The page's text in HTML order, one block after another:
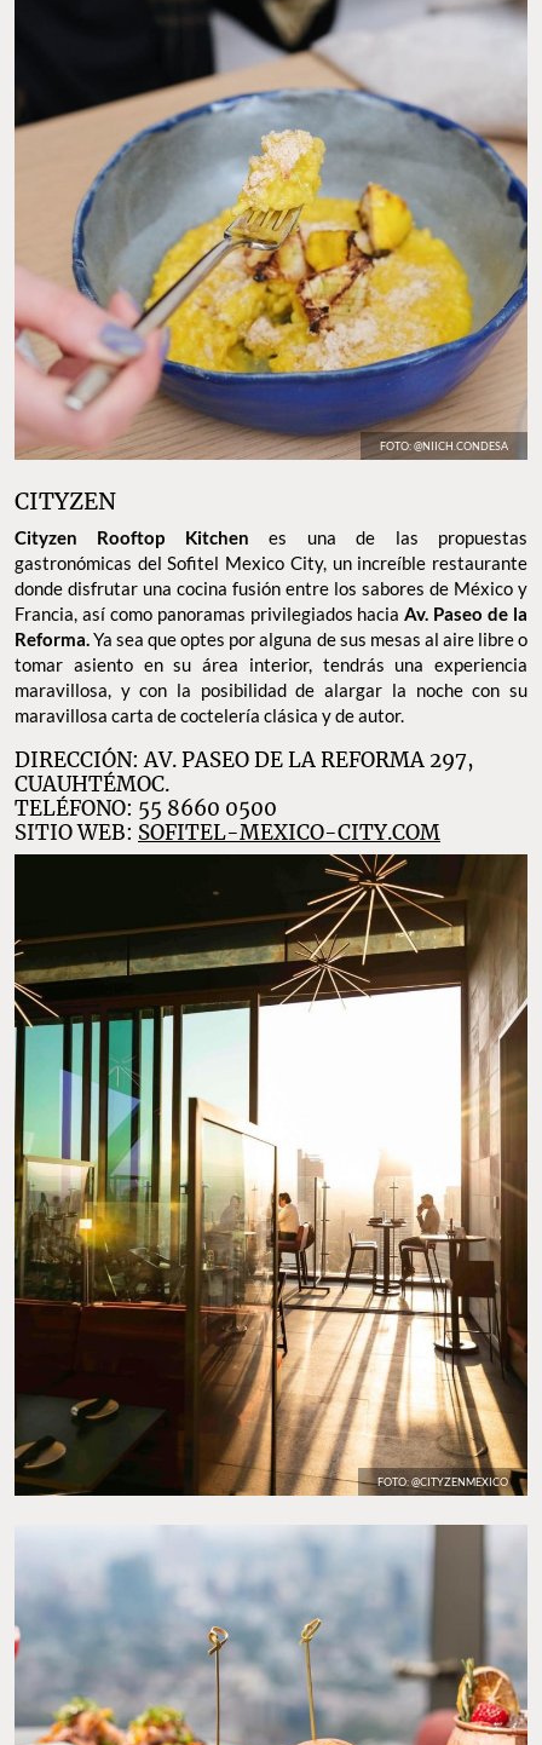
FOTO: @NIICH.CONDESA
CITYZEN
Cityzen Rooftop Kitchen es una de las propuestas
gastronómicas del Sofitel Mexico City, un increíble restaurante
donde disfrutar una cocina fusión entre los sabores de México y
Francia, así como panoramas privilegiados haciaAv. Paseo de la
Reforma.Ya sea que optes por alguna de sus mesas al aire libre o
tomar asiento en su área interior, tendrás una experiencia
maravillosa, y con la posibilidad de alargar la noche con su
maravillosa carta de coctelería clásica y de autor.
DIRECCIÓN: AV. PASEO DE LA REFORMA 297,
CUAUHTÉMOC.
TELÉFONO: 55 8660 0500
SITIO WEB: SOFITEL-MEXICO-CITY.COM
FOTO: @CITYZENMEXICO